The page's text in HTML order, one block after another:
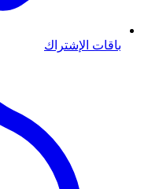
باقات الإشتراك